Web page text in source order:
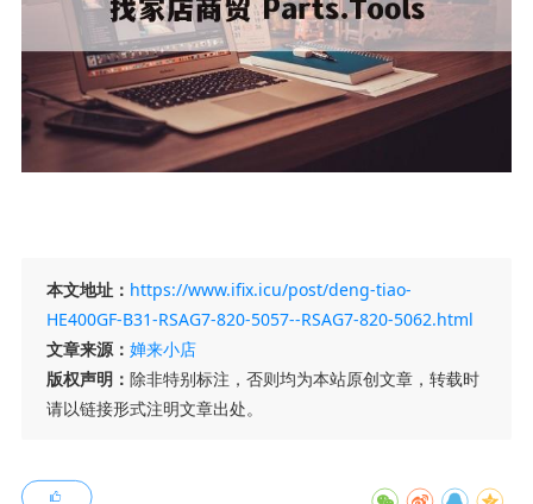
本文地址： https://www.ifix.icu/post/deng-tiao-
HE400GF-B31-RSAG7-820-5057--RSAG7-820-5062.html
文章来源： 婵来小店
版权声明： 除非特别标注，否则均为本站原创文章，转载时
请以链接形式注明文章出处。